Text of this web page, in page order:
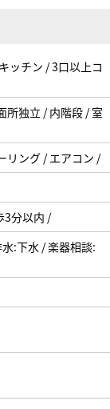
ッチン / 3口以上コ
所独立 / 内階段 / 室
リング / エアコン /
3分以内 /
:下水 / 楽器相談: